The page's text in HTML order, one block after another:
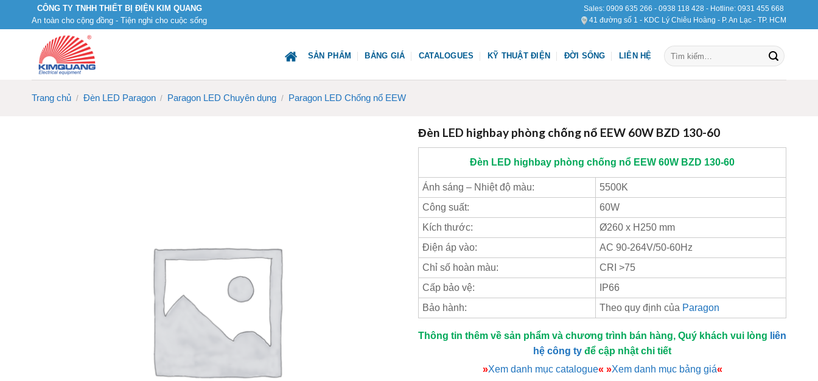
CÔNG TY TNHH THIẾT BỊ ĐIỆN KIM QUANG
An toàn cho cộng đồng - Tiện nghi cho cuộc sống
Sales: 0909 635 266 - 0938 118 428 - Hotline: 0931 455 668
41 đường số 1 - KDC Lý Chiêu Hoàng - P. An Lạc - TP. HCM
SẢN PHẨM BẢNG GIÁ CATALOGUES KỸ THUẬT ĐIỆN ĐỜI SỐNG LIÊN HỆ
Tìm
kiếm:
Trang chủ / Đèn LED Paragon / Paragon LED Chuyên dụng / Paragon LED Chống nổ EEW
Đèn LED highbay phòng chống nổ EEW 60W BZD 130-60
Đèn LED highbay phòng chống nổ EEW 60W BZD 130-60
Ánh sáng – Nhiệt độ màu:
5500K
Công suất:
60W
Kích thước:
Ø260 x H250 mm
Điện áp vào:
AC 90-264V/50-60Hz
Chỉ số hoàn màu:
CRI >75
Cấp bảo vệ:
IP66
Bảo hành:
Theo quy định của Paragon
Thông tin thêm về sản phẩm và chương trình bán hàng, Quý khách vui lòng liên
hệ công ty để cập nhật chi tiết
»Xem danh mục catalogue« »Xem danh mục bảng giá«